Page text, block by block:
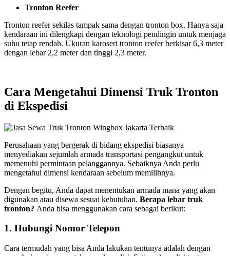
Tronton Reefer
Tronton reefer sekilas tampak sama dengan tronton box. Hanya saja
kendaraan ini dilengkapi dengan teknologi pendingin untuk menjaga
suhu tetap rendah. Ukuran karoseri tronton reefer berkisar 6,3 meter
dengan lebar 2,2 meter dan tinggi 2,3 meter.
Cara Mengetahui Dimensi Truk Tronton
di Ekspedisi
Perusahaan yang bergerak di bidang ekspedisi biasanya
menyediakan sejumlah armada transportasi pengangkut untuk
memenuhi permintaan pelanggannya. Sebaiknya Anda perlu
mengetahui dimensi kendaraan sebelum memilihnya.
Dengan begitu, Anda dapat menentukan armada mana yang akan
digunakan atau disewa sesuai kebutuhan. Berapa lebar truk
tronton? Anda bisa menggunakan cara sebagai berikut:
1. Hubungi Nomor Telepon
Cara termudah yang bisa Anda lakukan tentunya adalah dengan